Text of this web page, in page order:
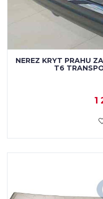
NEREZ KRYT PRAHU
T6
1